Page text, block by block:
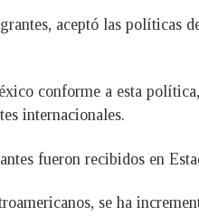
aceptó las políticas
conforme a esta
internacionales.
fueron recibidos en
se ha